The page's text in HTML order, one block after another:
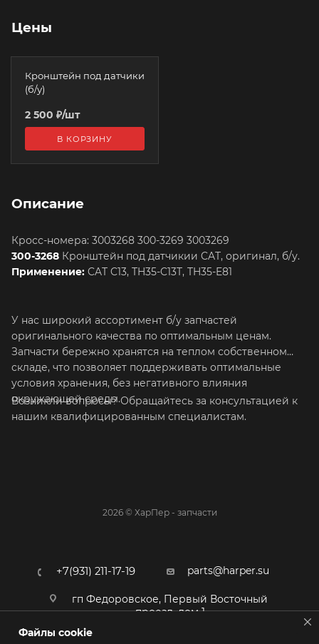
Цены
Кронштейн под датчики
(б/у)
2 500 ₽/шт
В КОРЗИНУ
Описание
Кросс-номера: 3003268 300-3269 3003269
300-3268 Кронштейн под датчикии CAT, оригинал, б/у.
Применение: CAT C13, TH35-C13T, TH35-E81
У нас широкий ассортимент б/у запчастей
оригинального качества по оптимальным ценам.
Запчасти бережно хранятся на теплом собственном
складе, что позволяет поддерживать оптимальные
условия хранения, без негативного влияния
окружающей среды.
Возникли вопросы? Обращайтесь за консультацией к
нашим квалифицированным специалистам.
2026 © ХарПер - запчасти
+7(931) 211-17-19 parts@harper.su
гп Федоровское, Первый Восточный
проезд, дом 1
Файлы cookie